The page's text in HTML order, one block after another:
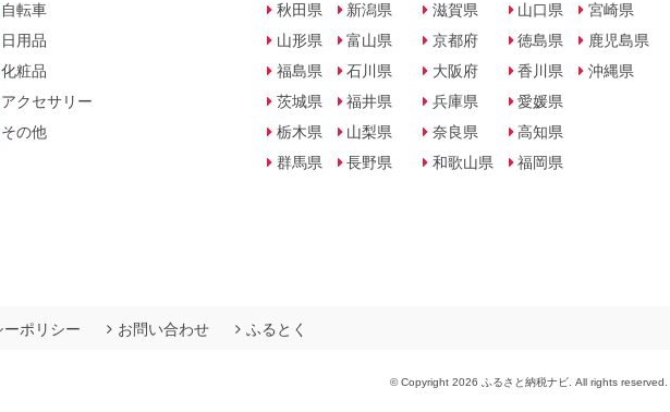
自転車
日用品
化粧品
アクセサリー
その他
秋田県
山形県
福島県
茨城県
栃木県
群馬県
新潟県
富山県
石川県
福井県
山梨県
長野県
滋賀県
京都府
大阪府
兵庫県
奈良県
和歌山県
山口県
徳島県
香川県
愛媛県
高知県
福岡県
宮崎県
鹿児島県
沖縄県
ーポリシー お問い合わせ ふるとく
© Copyright 2026 ふるさと納税ナビ. All rights reserved.